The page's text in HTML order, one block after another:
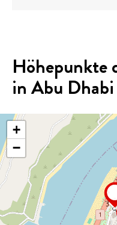
Höhepunkte
in Abu Dhabi
+
−